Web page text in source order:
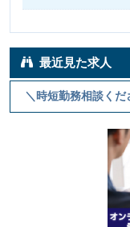
最近見た求人